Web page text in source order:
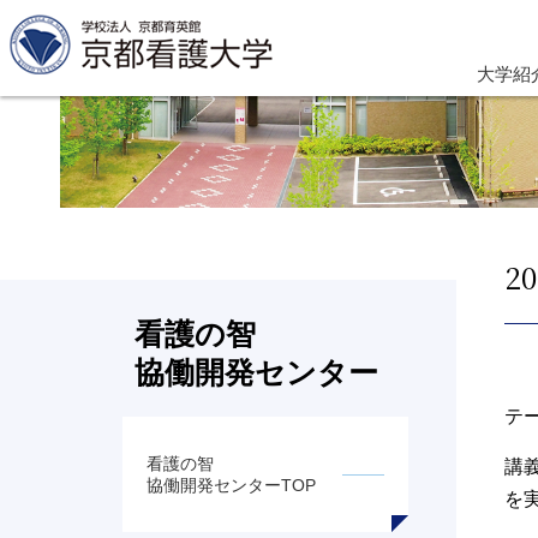
大学紹
テ
講
を
看護の智
協働開発センター
看護の智
協働開発センターTOP